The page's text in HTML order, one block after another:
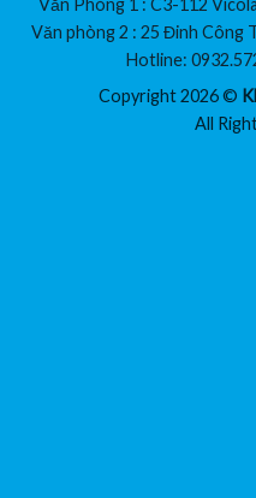
Văn phòng 2 : 25 Đinh Công
Hotline:
Copyright 2026 ©
All